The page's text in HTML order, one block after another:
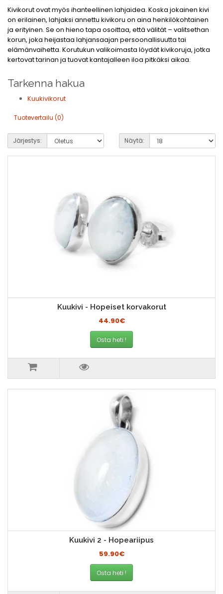
Kivikorut ovat myös ihanteellinen lahjaidea. Koska jokainen kivi
on erilainen, lahjaksi annettu kivikoru on aina henkilökohtainen
ja erityinen. Se on hieno tapa osoittaa, että välität – valitsethan
korun, joka heijastaa lahjansaajan persoonallisuutta tai
elämänvaihetta. Korutukun valikoimasta löydät kivikoruja, jotka
kertovat tarinan ja tuovat kantajalleen iloa pitkäksi aikaa.
Tarkenna hakua
Kuukivikorut
Tuotevertailu (0)
Järjestys: Näytä:
Kuukivi - Hopeiset korvakorut
44.90€
Osta heti !
Kuukivi 2 - Hopeariipus
59.90€
Osta heti !